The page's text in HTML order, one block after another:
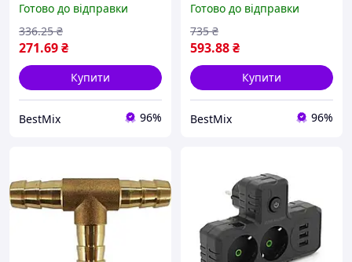
фітинг 72х30х44 мм
Готово до відправки
271.69₴
336.25 ₴
Купити
BestMix 96%
Готово до відправки
593.88₴
735 ₴
Купити
BestMix 96%